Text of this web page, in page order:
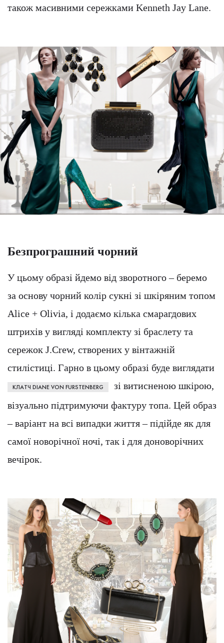
також масивними сережками Kenneth Jay Lane.
Безпрограшний чорний
У цьому образі йдемо від зворотного – беремо
за основу чорний колір сукні зі шкіряним топом
Alice + Olivia, і додаємо кілька смарагдових
штрихів у вигляді комплекту зі браслету та
сережок J.Crew, створених у вінтажній
стилістиці. Гарно в цьому образі буде виглядати
КЛАТЧ DIANE VON FURSTENBERG
зі витисненою шкірою,
візуально підтримуючи фактуру топа. Цей образ
– варіант на всі випадки життя – підійде як для
самої новорічної ночі, так і для доноворічних
вечірок.